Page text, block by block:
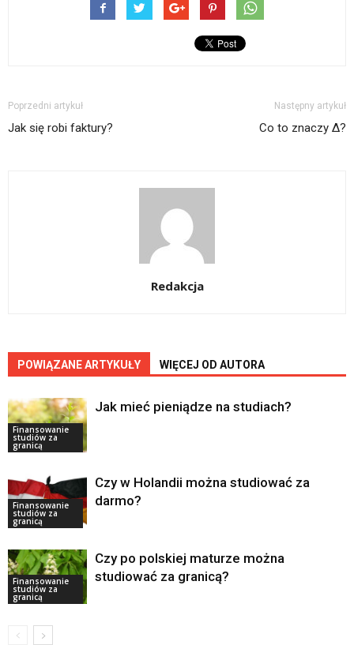
Poprzedni artykuł
Jak się robi faktury?
Następny artykuł
Co to znaczy ∆?
Redakcja
POWIĄZANE ARTYKUŁY WIĘCEJ OD AUTORA
Finansowanie
studiów za
granicą
Jak mieć pieniądze na studiach?
Finansowanie
studiów za
granicą
Czy w Holandii można studiować za
darmo?
Finansowanie
studiów za
granicą
Czy po polskiej maturze można
studiować za granicą?